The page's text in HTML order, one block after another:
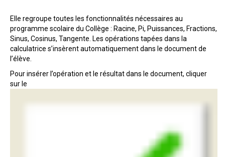
Elle regroupe toutes les fonctionnalités nécessaires au
programme scolaire du Collège : Racine, Pi, Puissances, Fractions,
Sinus, Cosinus, Tangente. Les opérations tapées dans la
calculatrice s’insèrent automatiquement dans le document de
l’élève.
Pour insérer l’opération et le résultat dans le document, cliquer
sur le